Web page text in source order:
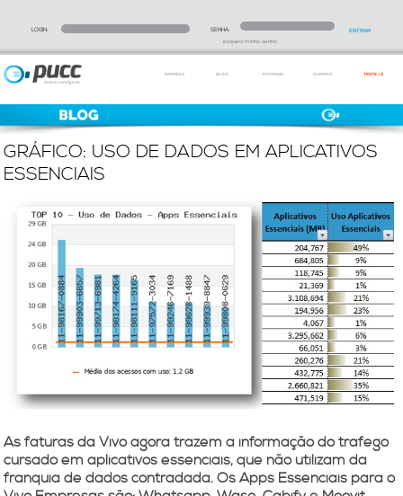
LOGIN:
SENHA:
esqueci minha senha
TESTE JÁ
CONTATO
TUTORIAIS
BLOG
EMPRESA
GRÁFICO: USO DE DADOS EM APLICATIVOS
ESSENCIAIS
As faturas da Vivo agora trazem a informação do tráfego
cursado em aplicativos essenciais, que não utilizam da
franquia de dados contradada. Os Apps Essenciais para o